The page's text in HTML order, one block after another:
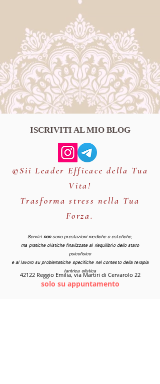
ISCRIVITI AL MIO BLOG
©Sii Leader Efficace della Tua
Vita!
Trasforma stress nella Tua
Forza.
42122 Reggio Emilia, via Martiri di Cervarolo 22
solo su appuntamento
Servizi nonsono prestazioni mediche o estetiche,
ma pratiche olistiche finalizzate al riequilibrio dello stato
psicofisico
e al lavoro su problematiche specifiche nel contesto della terapia
tantrica olistica